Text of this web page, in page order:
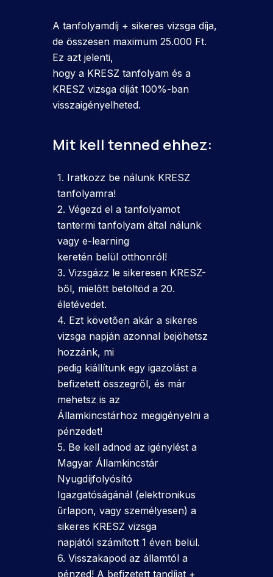
A tanfolyamdíj + sikeres vizsga díja,
de összesen maximum 25.000 Ft.
Ez azt jelenti,
hogy a KRESZ tanfolyam és a
KRESZ vizsga díját 100%-ban
visszaigényelheted.
Mit kell tenned ehhez:
1. Iratkozz be nálunk KRESZ
tanfolyamra!
2. Végezd el a tanfolyamot
tantermi tanfolyam által nálunk
vagy e-learning
keretén belül otthonról!
3. Vizsgázz le sikeresen KRESZ-
ből, mielőtt betöltöd a 20.
életévedet.
4. Ezt követően akár a sikeres
vizsga napján azonnal bejöhetsz
hozzánk, mi
pedig kiállítunk egy igazolást a
befizetett összegről, és már
mehetsz is az
Államkincstárhoz megigényelni a
pénzedet!
5. Be kell adnod az igénylést a
Magyar Államkincstár
Nyugdíjfolyósító
Igazgatóságánál (elektronikus
űrlapon, vagy személyesen) a
sikeres KRESZ vizsga
napjától számított 1 éven belül.
6. Visszakapod az államtól a
pénzed! A befizetett tandíjat +